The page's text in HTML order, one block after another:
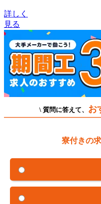
詳しく
見る
\ 質問に答えて、 お
寮付きの